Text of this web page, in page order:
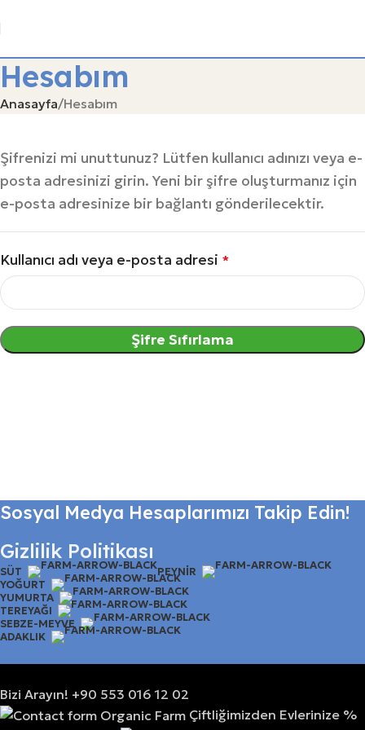
Hesabım
Anasayfa Hesabım
Şifrenizi mi unuttunuz? Lütfen kullanıcı adınızı veya e-
posta adresinizi girin. Yeni bir şifre oluşturmanız için
e-posta adresinize bir bağlantı gönderilecektir.
Kullanıcı adı veya e-posta adresi *
Şifre Sıfırlama
Sosyal Medya Hesaplarımızı Takip Edin!
Gizlilik Politikası
SÜT
PEYNIR
YOĞURT
YUMURTA
TEREYAĞI
SEBZE-MEYVE
ADAKLIK
Bizi Arayın! +90 553 016 12 02
Çiftliğimizden Evlerinize %